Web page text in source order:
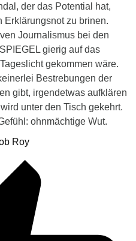
der das Potential hat,
zu brinen.
Journalismus bei den
gierig auf das
gekommen wäre.
Bestrebungen der
gibt, irgendetwas aufklären
unter den Tisch gekehrt.
ohnmächtige Wut.
Roy